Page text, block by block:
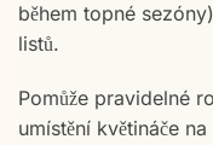
během topné
listů.
Pomůže pravidelné
umístění květináče